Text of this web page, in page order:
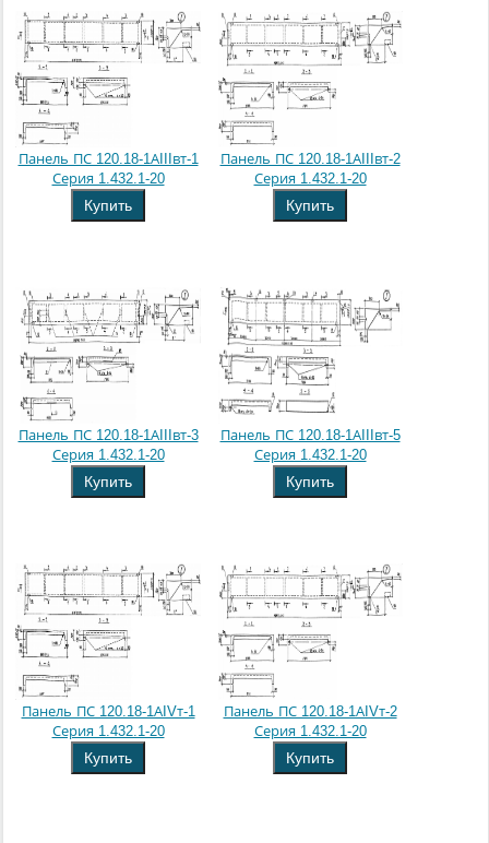
Панель ПС 120.18-1АIIIвт-1
Серия 1.432.1-20
Купить
Панель ПС 120.18-1АIIIвт-2
Серия 1.432.1-20
Купить
Панель ПС 120.18-1АIIIвт-3
Серия 1.432.1-20
Купить
Панель ПС 120.18-1АIIIвт-5
Серия 1.432.1-20
Купить
Панель ПС 120.18-1АIVт-1
Серия 1.432.1-20
Купить
Панель ПС 120.18-1АIVт-2
Серия 1.432.1-20
Купить